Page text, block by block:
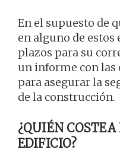
En el supuesto de
en alguno de estos
plazos para su
un informe con las
para asegurar la
de la construcción.
¿QUIÉN
EDIFICIO?